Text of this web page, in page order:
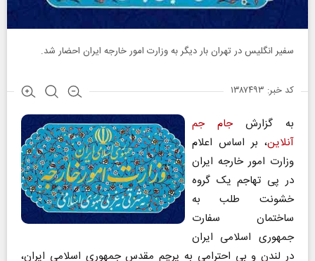
سفیر انگلیس در تهران بار دیگر به وزارت امور خارجه ایران احضار شد.‌
کد خبر: ۱۳۸۷۴۹۳
به گزارشجام جم
آنلاین، بر اساس اعلام
وزارت امور خارجه ایران
در پی تهاجم یک گروه
خشونت‌ طلب به
ساختمان سفارت
جمهوری اسلامی ایران
در لندن و بی احترامی به پرچم مقدس جمهوری اسلامی ایران،